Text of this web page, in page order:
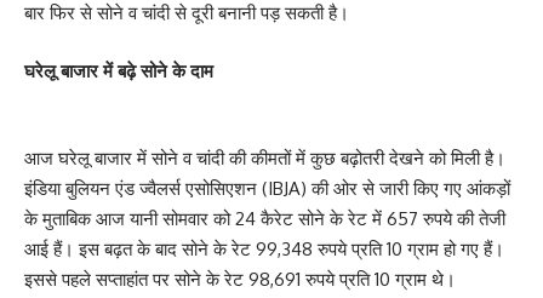
बार फिर से सोने व चांदी से दूरी बनानी पड़ सकती है।
घरेलू बाजार में बढ़े सोने के दाम
आज घरेलू बाजार में सोने व चांदी की कीमतों में कुछ बढ़ोतरी देखने को मिली है।
इंडिया बुलियन एंड ज्वैलर्स एसोसिएशन (IBJA) की ओर से जारी किए गए आंकड़ों
के मुताबिक आज यानी सोमवार को 24 कैरेट सोने के रेट में 657 रुपये की तेजी
आई हैं। इस बढ़त के बाद सोने के रेट 99,348 रुपये प्रति 10 ग्राम हो गए हैं।
इससे पहले सप्ताहांत पर सोने के रेट 98,691 रुपये प्रति 10 ग्राम थे।